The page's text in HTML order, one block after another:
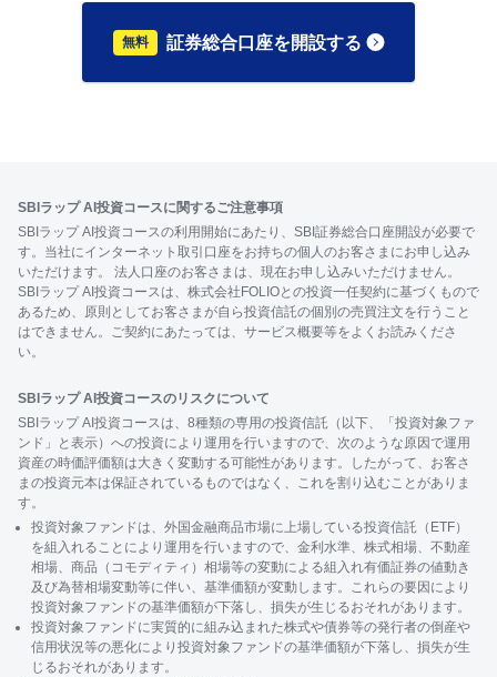
証券総合口座を開設する
SBIラップ AI投資コースに関するご注意事項
SBIラップ AI投資コースの利用開始にあたり、SBI証券総合口座開設が必要で
す。当社にインターネット取引口座をお持ちの個人のお客さまにお申し込み
いただけます。 法人口座のお客さまは、現在お申し込みいただけません。
SBIラップ AI投資コースは、株式会社FOLIOとの投資一任契約に基づくもので
あるため、原則としてお客さまが自ら投資信託の個別の売買注文を行うこと
はできません。ご契約にあたっては、サービス概要等をよくお読みくださ
い。
SBIラップ AI投資コースのリスクについて
SBIラップ AI投資コースは、8種類の専用の投資信託（以下、「投資対象ファ
ンド」と表示）への投資により運用を行いますので、次のような原因で運用
資産の時価評価額は大きく変動する可能性があります。したがって、お客さ
まの投資元本は保証されているものではなく、これを割り込むことがありま
す。
投資対象ファンドは、外国金融商品市場に上場している投資信託（ETF）
を組入れることにより運用を行いますので、金利水準、株式相場、不動産
相場、商品（コモディティ）相場等の変動による組入れ有価証券の値動き
及び為替相場変動等に伴い、基準価額が変動します。これらの要因により
投資対象ファンドの基準価額が下落し、損失が生じるおそれがあります。
投資対象ファンドに実質的に組み込まれた株式や債券等の発行者の倒産や
信用状況等の悪化により投資対象ファンドの基準価額が下落し、損失が生
じるおそれがあります。